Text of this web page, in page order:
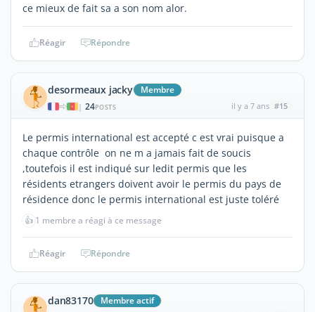
ce mieux de fait sa a son nom alor.
Réagir Répondre
desormeaux jacky Membre
| 24POSTS il y a 7 ans #15
Le permis international est accepté c est vrai puisque a
chaque contrôle on ne m a jamais fait de soucis
,toutefois il est indiqué sur ledit permis que les
résidents etrangers doivent avoir le permis du pays de
résidence donc le permis international est juste toléré
👍 1 membre a réagi à ce message
Réagir Répondre
dan83170 Membre actif